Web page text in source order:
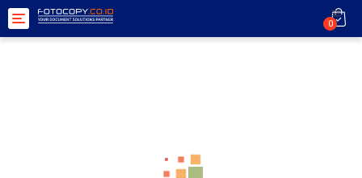
Toggle
navigation
0